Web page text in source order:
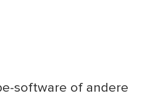
software of andere